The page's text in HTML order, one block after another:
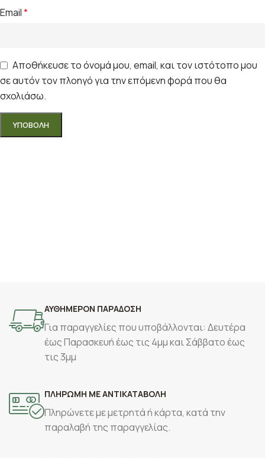
Email*
Αποθήκευσε το όνομά μου, email, και τον ιστότοπο μου
σε αυτόν τον πλοηγό για την επόμενη φορά που θα
σχολιάσω.
ΑΥΘΗΜΕΡΟΝ ΠΑΡΑΔΟΣΗ
Για παραγγελίες που υποβάλλονται: Δευτέρα
έως Παρασκευή έως τις 4μμ και Σάββατο έως
τις 3μμ
ΠΛΗΡΩΜΗ ΜΕ ΑΝΤΙΚΑΤΑΒΟΛΗ
Πληρώνετε με μετρητά ή κάρτα, κατά την
παραλαβή της παραγγελίας.